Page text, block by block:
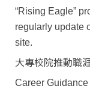
“Rising Eagle”
regularly update
site.
大專校院推動職
Career